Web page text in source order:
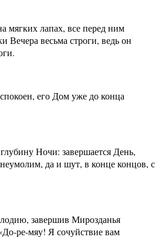
мягких лапах, все перед ним
весьма строги, ведь он
его Дом уже до конца
Ночи: завершается День,
да и шут, в конце концов, с
завершив Мирозданья
ре-мяу! Я сочуйствие вам